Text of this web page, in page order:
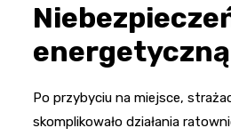
energetyczną
Po przybyciu na miejsce,
skomplikowało działania